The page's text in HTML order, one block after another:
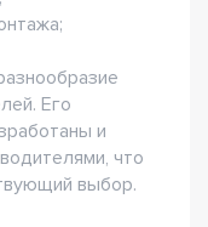
Его
и
что
выбор.